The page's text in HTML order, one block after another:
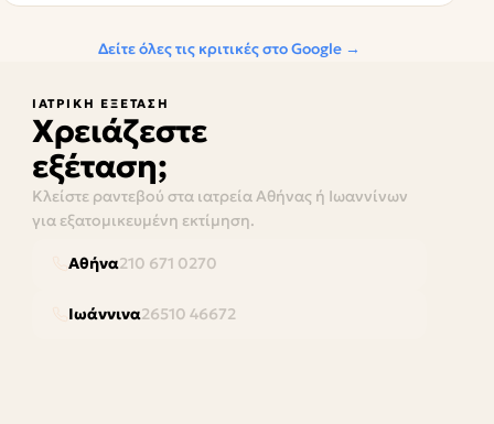
Δείτε όλες τις κριτικές στο Google →
ΙΑΤΡΙΚΉ ΕΞΈΤΑΣΗ
Χρειάζεστε
εξέταση;
Κλείστε ραντεβού στα ιατρεία Αθήνας ή Ιωαννίνων
για εξατομικευμένη εκτίμηση.
Αθήνα210 671 0270
Ιωάννινα26510 46672